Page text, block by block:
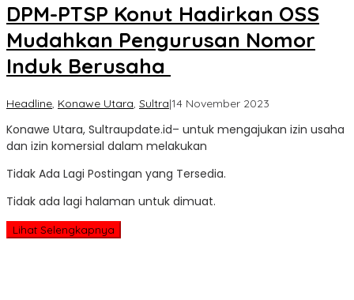
DPM-PTSP Konut Hadirkan OSS
Mudahkan Pengurusan Nomor
Induk Berusaha
Headline, Konawe Utara, Sultra|14 November 2023
Update
Konawe Utara, Sultraupdate.id– untuk mengajukan izin usaha
dan izin komersial dalam melakukan
Tidak Ada Lagi Postingan yang Tersedia.
Tidak ada lagi halaman untuk dimuat.
Lihat Selengkapnya